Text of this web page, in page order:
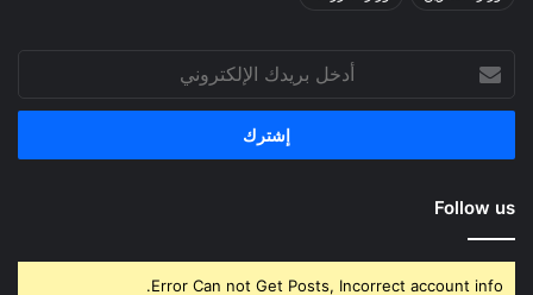
بريدك
الإلكتروني
Follow us
Error Can not Get Posts, Incorrect account info.